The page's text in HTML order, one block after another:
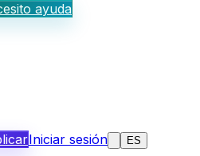
ayuda
Iniciar sesión ES